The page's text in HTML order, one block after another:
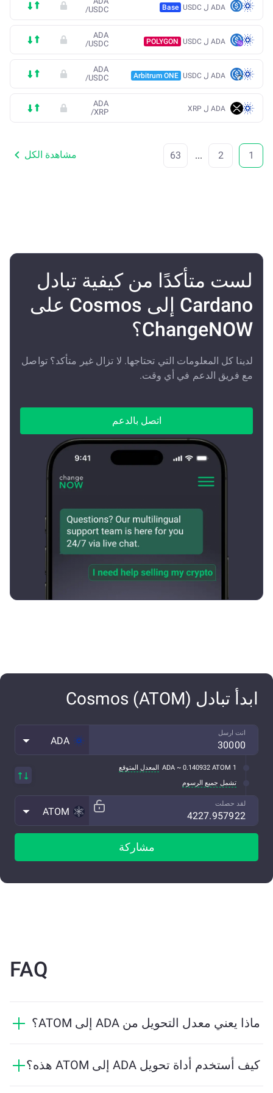
ADA ل USDC Base
/USDC
ADA ل USDC POLYGON
ADA
/USDC
ADA ل USDC Arbitrum ONE
ADA
/USDC
ADA ل XRP
ADA
/XRP
1
2
...
63 مشاهدة الكل
لست متأكدًا من كيفية تبادل
Cardano إلى Cosmos على
ChangeNOW؟
لدينا كل المعلومات التي تحتاجها. لا تزال غير متأكد؟ تواصل
مع فريق الدعم في أي وقت.
اتصل بالدعم
ابدأ تبادل Cosmos (ATOM)
انت ارسل
ADA
1 ADA ~ 0.140932 ATOM
المعدل المتوقع
تشمل جميع الرسوم
لقد حصلت
ATOM
مشاركة
FAQ
ماذا يعني معدل التحويل من ADA إلى ATOM؟
ADA. يتقلب هذا المعدل بناءً على ظروف السوق والعرض
كيف أستخدم أداة تحويل ADA إلى ATOM هذه؟